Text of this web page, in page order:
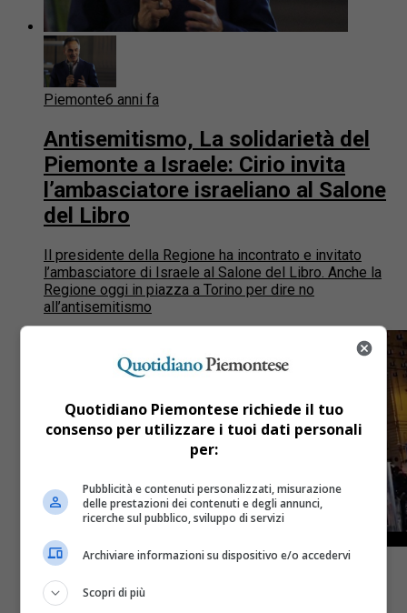
Piemonte6 anni fa
Antisemitismo, La solidarietà del
Piemonte a Israele: Cirio invita
l’ambasciatore israeliano al Salone
del Libro
Il presidente della Regione ha incontrato e invitato
l’ambasciatore di Israele al Salone del Libro. Anche la
Regione oggi in piazza a Torino per dire no
all’antisemitismo
Cittadini
Quotidiano Piemontese richiede il tuo
consenso per utilizzare i tuoi dati personali
per:
Pubblicità e contenuti personalizzati, misurazione
delle prestazioni dei contenuti e degli annunci,
ricerche sul pubblico, sviluppo di servizi
Archiviare informazioni su dispositivo e/o accedervi
Scopri di più